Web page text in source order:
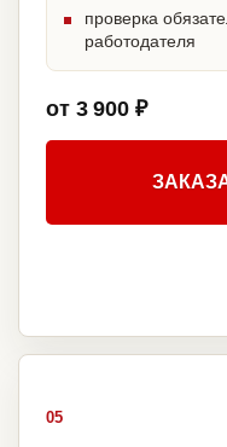
проверка
работодателя
от 3 900 ₽
05